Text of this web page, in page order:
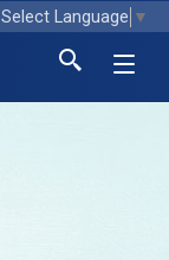
Select Language ▼